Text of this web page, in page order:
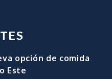
opción de comida
Este